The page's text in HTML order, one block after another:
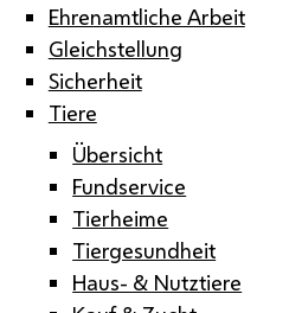
Ehrenamtliche Arbeit
Gleichstellung
Sicherheit
Tiere
Übersicht
Fundservice
Tierheime
Tiergesundheit
Haus- & Nutztiere